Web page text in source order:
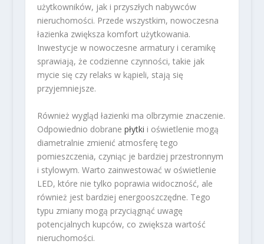
użytkowników, jak i przyszłych nabywców
nieruchomości. Przede wszystkim, nowoczesna
łazienka zwiększa komfort użytkowania.
Inwestycje w nowoczesne armatury i ceramikę
sprawiają, że codzienne czynności, takie jak
mycie się czy relaks w kąpieli, stają się
przyjemniejsze.
Również wygląd łazienki ma olbrzymie znaczenie.
Odpowiednio dobrane płytki i oświetlenie mogą
diametralnie zmienić atmosferę tego
pomieszczenia, czyniąc je bardziej przestronnym
i stylowym. Warto zainwestować w oświetlenie
LED, które nie tylko poprawia widoczność, ale
również jest bardziej energooszczędne. Tego
typu zmiany mogą przyciągnąć uwagę
potencjalnych kupców, co zwiększa wartość
nieruchomości.